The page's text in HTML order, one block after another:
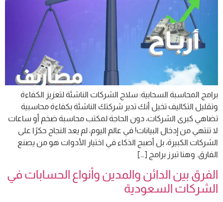
برامج المحاسبة السحابية: سلاح الشركات الناشئة لتعزيز الكفاءة
وتقليل التكاليف تخيل أنك تدير شركتك الناشئة بكفاءة محاسبية
تضاهي كبرى الشركات، دون الحاجة لمكتب محاسبة ضخم أو ساعات
لا تنتهي من إدخال البيانات! في عالم اليوم، لم يعد النجاح حكرًا على
الشركات الكبيرة، بل أصبح الذكاء في اختيار الأدوات هو من يصنع
الفارق. وهنا تبرز برامج […]
الفرق بين الدائن والمدين وأنواع الحسابات في
الشركات السعودية